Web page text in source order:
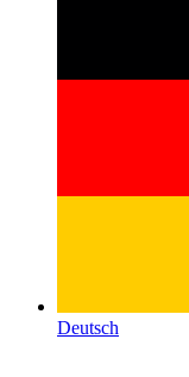
Deutsch